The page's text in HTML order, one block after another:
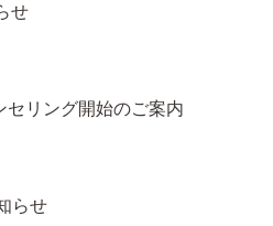
せ
リング開始のご案内
らせ